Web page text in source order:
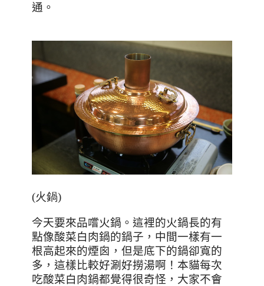
通。
(火鍋)
今天要來品嚐火鍋。這裡的火鍋長的有
點像酸菜白肉鍋的鍋子，中間一樣有一
根高起來的煙囪，但是底下的鍋卻寬的
多，這樣比較好涮好撈湯啊！本貓每次
吃酸菜白肉鍋都覺得很奇怪，大家不會